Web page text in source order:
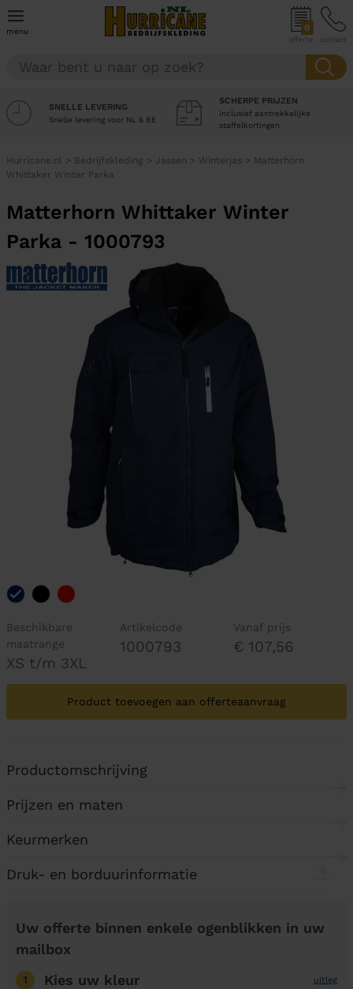
menu 0
offerte contact
SNELLE LEVERING
Snelle levering voor NL & BE
SCHERPE PRIJZEN
Inclusief aantrekkelijke
staffelkortingen
Hurricane.nl > Bedrijfskleding > Jassen > Winterjas > Matterhorn
Whittaker Winter Parka
Matterhorn Whittaker Winter
Parka - 1000793
Beschikbare
maatrange
XS t/m 3XL
Artikelcode
1000793
Vanaf prijs
€ 107,56
Product toevoegen aan offerteaanvraag
Productomschrijving
Prijzen en maten
Keurmerken
Druk- en borduurinformatie
Uw offerte binnen enkele ogenblikken in uw
mailbox
1 Kies uw kleur uitleg